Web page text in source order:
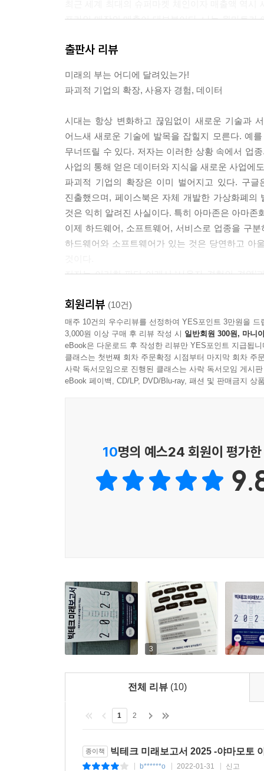
프라인 매장의 매출이 대부분이다. 나는 월마트가
러인 시가 총액이 얼마나 더 늘어날지 궁금하다
아마존은 자사의 물류 사업에서도 자율 주행 기
사고 발생이 잦으므로 운전자에 대한 손해배상을
화에 머무르지 않고 그 경험을 로보택시나 그와 유
--- p.136
임파서블 푸드는 고기의 식감뿐만 아니라 식량
드인 ESG(Environmental, Social and
그리고 임파서블 푸드는 앞으로 세계의 먹거리
는다. 오히려 무리하게 고용을 유지하는 것이 당
족이 심각해질 텐데 그 해결책이 될 수도 있다.
고 정해진 이윤을 붙여 판매하는 비즈니스 모델이
는 제품의 분위기나 작동 상태만 확인한 후 실제
버릴 것이다.
--- p.232
우리 주변에서 자주 사용하는 서비스가 어떤 구
출판사 리뷰
미래의 부는 어디에 달려있는가!
파괴적 기업의 확장, 사용자 경험, 데이터
시대는 항상 변화하고 끊임없이 새로운 기술과
어느새 새로운 기술에 발목을 잡힐지 모른다. 예
무너뜨릴 수 있다. 저자는 이러한 상황 속에서 업
사업의 통해 얻은 데이터와 지식을 새로운 사업에
파괴적 기업의 확장은 이미 벌어지고 있다. 구
진출했으며, 페이스북은 자체 개발한 가상화폐
것은 익히 알려진 사실이다. 특히 아마존은 아마존
이제 하드웨어, 소프트웨어, 서비스로 업종을 구
하드웨어와 소프트웨어가 있는 것은 당연하고 아
저자는 이러한 판단 아래서 ‘사용자 경험의 경영
따라 엔딩을 다르게 내보낼 수도 있다. ‘사용자
성패를 가르는 중요한 포인트다. 고객의 데이터를
빅테크 기업의 진화로 읽는
2025 부의 미래
이커머스 분야에도 새바람이 불고 있다. 기업의
기업들의 수요를 흡수하면서 크게 성장했다. 전
벤처기업임에도 시가총액이 200조를 넘어섰다.
가전으로 업그레이드된다면 가전업계의 판도 역시
앞으로 3년,
세상은 이런 능력을 원한다
애프터 코로나는 기업만의 문제가 아니다. 비즈
데이터 사이언스, 프로그래밍, 비즈니스 모델 해
기업들과 주변 벤처 기업들의 동향을 따라가다
아무리 혁신성이 높은 제품이나 서비스라도 세상
위해서는 기술에 대한 이해와 함께 비즈니스적
회원리뷰 (10건)
매주 10건의 우수리뷰를 선정하여 YES포인트 3만원을 드
3,000원 이상 구매 후 리뷰 작성 시 일반회원 300원, 마니
eBook은 다운로드 후 작성한 리뷰만 YES포인트 지급됩니
클래스는 첫번째 회차 주문확정 시점부터 마지막 회차 주
사락 독서모임으로 진행된 클래스는 사락 독서모임 게시
eBook 페이백, CD/LP, DVD/Blu-ray, 패션 및 판매금지 상
10명의 예스24 회원이 평가
3
전체 리뷰 (10)
1 2
종이책 빅테크 미래보고서 2025 -야마모토
b******o 2022-01-31 신고